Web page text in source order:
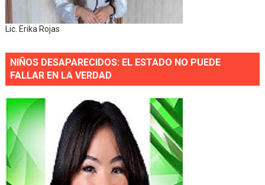
Lic. Erika Rojas
NIÑOS DESAPARECIDOS: EL ESTADO NO PUEDE
FALLAR EN LA VERDAD